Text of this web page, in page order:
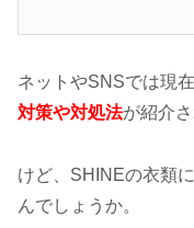
ネットやSNSでは現在
対策や対処法が紹介
けど、SHINEの衣類
んでしょうか。